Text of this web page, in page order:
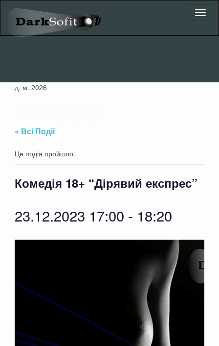
д. м. 2026
« Всі Події
Це подія пройшло.
Комедія 18+ “Дірявий експрес”
23.12.2023 17:00 - 18:20